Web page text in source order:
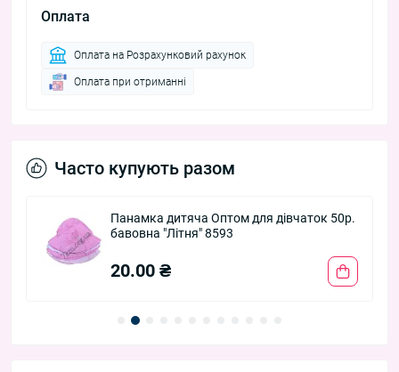
Оплата
Оплата на Розрахунковий рахунок
Оплата при отриманні
Часто купують разом
Панамка дитяча Оптом для дівчаток 50р.
бавовна "Літня" 8593
20.00 ₴